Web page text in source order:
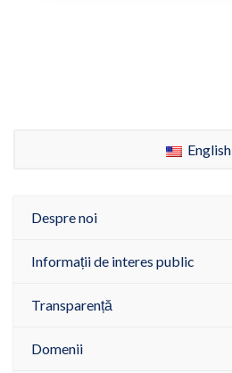
English
Despre noi
Informații de interes public
Transparență
Domenii